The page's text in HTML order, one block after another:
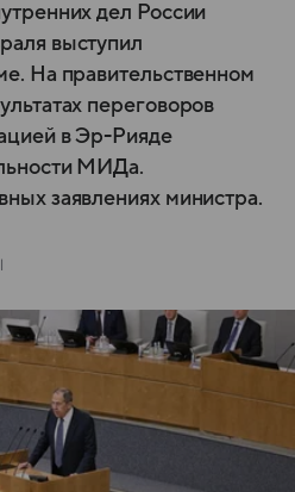
дел России
выступил
На правительственном
переговоров
в Эр-Рияде
МИДа.
заявлениях министра.